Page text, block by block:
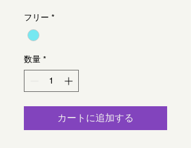
フリー *
数量 *
カートに追加する